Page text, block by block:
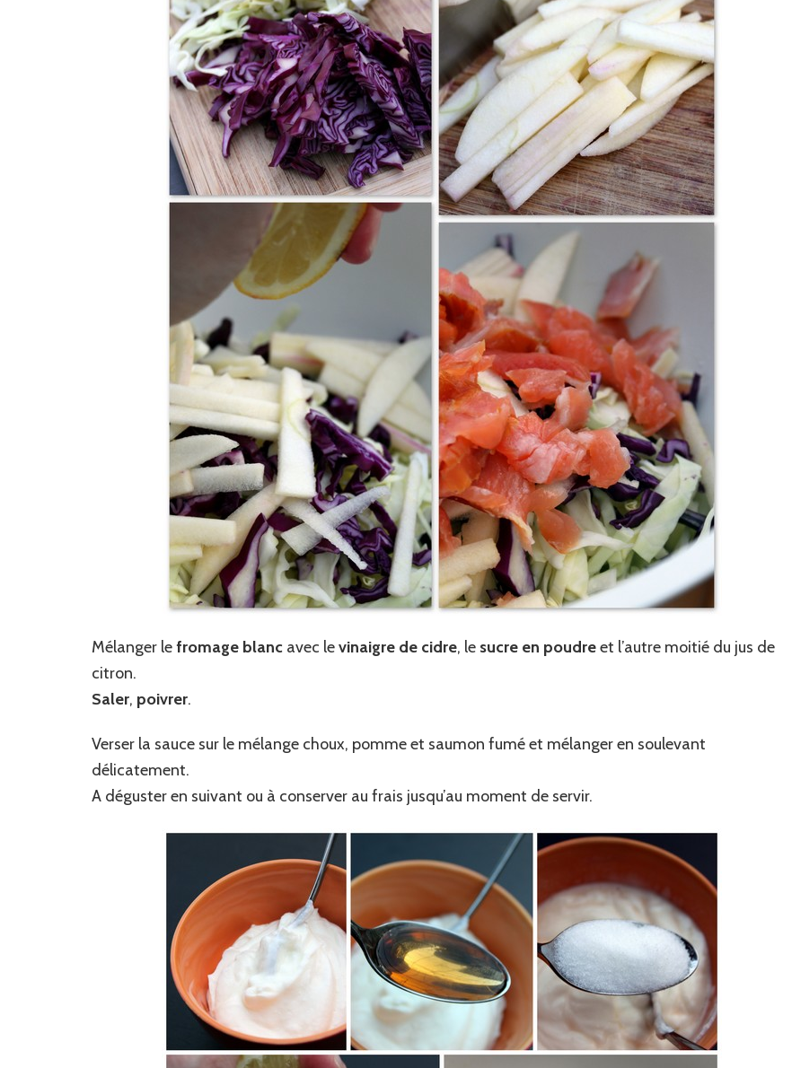
Mélanger lefromage blanc avec levinaigre de cidre, le sucre en poudreet l’autre moitié du jus de
citron.
Saler, poivrer.
Verser la sauce sur le mélange choux, pomme et saumon fumé et mélanger en soulevant
délicatement.
A déguster en suivant ou à conserver au frais jusqu’au moment de servir.